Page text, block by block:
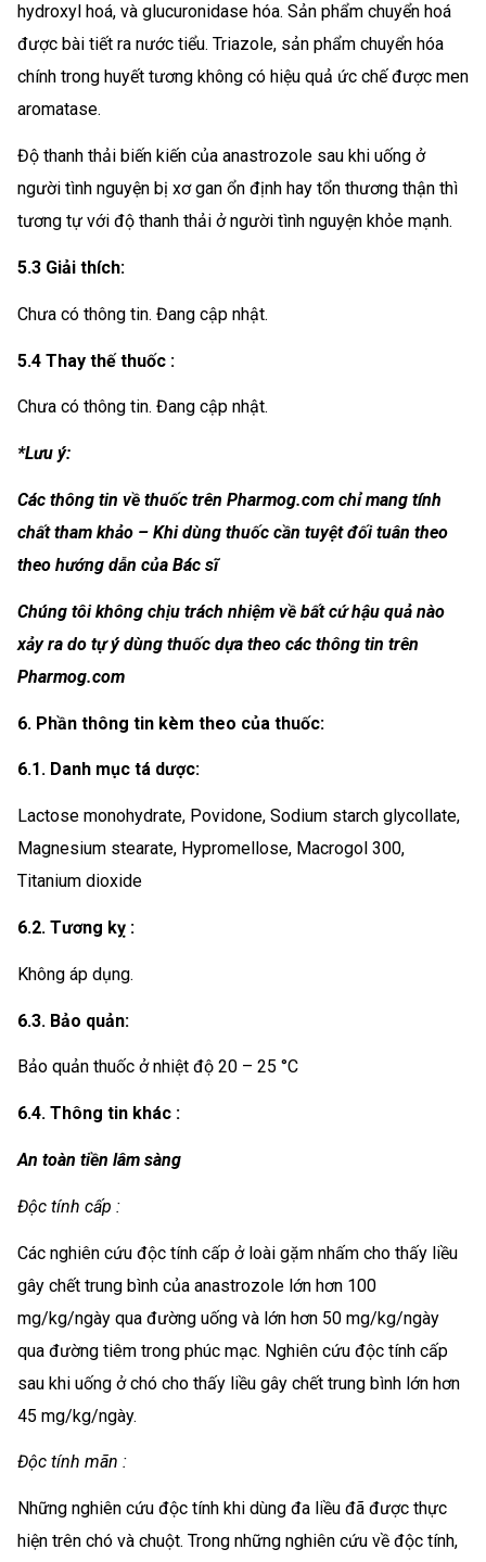
hydroxyl hoá, và glucuronidase hóa. Sản phẩm chuyển hoá
được bài tiết ra nước tiểu. Triazole, sản phẩm chuyển hóa
chính trong huyết tương không có hiệu quả ức chế được men
aromatase.
Độ thanh thải biến kiến của anastrozole sau khi uống ở
người tình nguyện bị xơ gan ổn định hay tổn thương thận thì
tương tự với độ thanh thải ở người tình nguyện khỏe mạnh.
5.3 Giải thích:
Chưa có thông tin. Đang cập nhật.
5.4 Thay thế thuốc :
Chưa có thông tin. Đang cập nhật.
*Lưu ý:
Các thông tin về thuốc trên Pharmog.com chỉ mang tính
chất tham khảo – Khi dùng thuốc cần tuyệt đối tuân theo
theo hướng dẫn của Bác sĩ
Chúng tôi không chịu trách nhiệm về bất cứ hậu quả nào
xảy ra do tự ý dùng thuốc dựa theo các thông tin trên
Pharmog.com
6. Phần thông tin kèm theo của thuốc:
6.1. Danh mục tá dược:
Lactose monohydrate, Povidone, Sodium starch glycollate,
Magnesium stearate, Hypromellose, Macrogol 300,
Titanium dioxide
6.2. Tương kỵ :
Không áp dụng.
6.3. Bảo quản:
Bảo quản thuốc ở nhiệt độ 20 – 25 °C
6.4. Thông tin khác :
An toàn tiền lâm sàng
Độc tính cấp :
Các nghiên cứu độc tính cấp ở loài gặm nhấm cho thấy liều
gây chết trung bình của anastrozole lớn hơn 100
mg/kg/ngày qua đường uống và lớn hơn 50 mg/kg/ngày
qua đường tiêm trong phúc mạc. Nghiên cứu độc tính cấp
sau khi uống ở chó cho thấy liều gây chết trung bình lớn hơn
45 mg/kg/ngày.
Độc tính mãn :
Những nghiên cứu độc tính khi dùng đa liều đã được thực
hiện trên chó và chuột. Trong những nghiên cứu về độc tính,